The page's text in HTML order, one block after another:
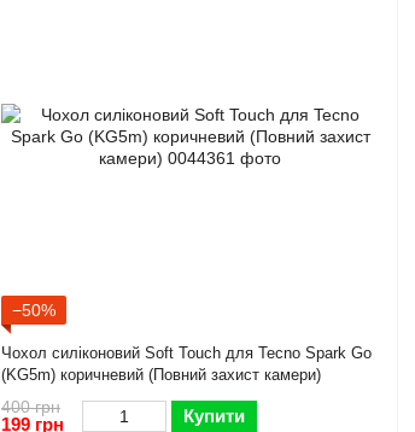
−50%
Чохол силіконовий Soft Touch для Tecno Spark Go
(KG5m) коричневий (Повний захист камери)
400 грн
199 грн Купити